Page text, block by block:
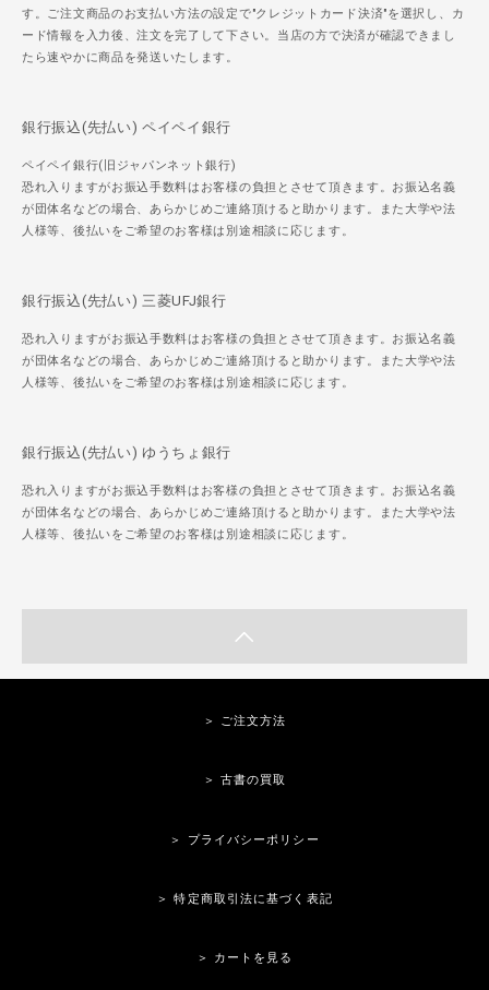
す。ご注文商品のお支払い方法の設定で"クレジットカード決済"を選択し、カ
ード情報を入力後、注文を完了して下さい。当店の方で決済が確認できまし
たら速やかに商品を発送いたします。
銀行振込(先払い) ペイペイ銀行
ペイペイ銀行(旧ジャパンネット銀行)
恐れ入りますがお振込手数料はお客様の負担とさせて頂きます。お振込名義
が団体名などの場合、あらかじめご連絡頂けると助かります。また大学や法
人様等、後払いをご希望のお客様は別途相談に応じます。
銀行振込(先払い) 三菱UFJ銀行
恐れ入りますがお振込手数料はお客様の負担とさせて頂きます。お振込名義
が団体名などの場合、あらかじめご連絡頂けると助かります。また大学や法
人様等、後払いをご希望のお客様は別途相談に応じます。
銀行振込(先払い) ゆうちょ銀行
恐れ入りますがお振込手数料はお客様の負担とさせて頂きます。お振込名義
が団体名などの場合、あらかじめご連絡頂けると助かります。また大学や法
人様等、後払いをご希望のお客様は別途相談に応じます。
＞ ご注文方法
＞ 古書の買取
＞ プライバシーポリシー
＞ 特定商取引法に基づく表記
＞ カートを見る